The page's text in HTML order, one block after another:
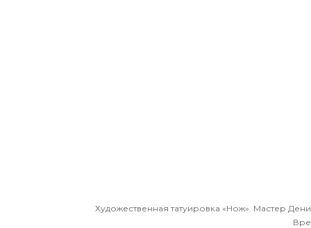
Художественная татуировка «Нож». Мастер